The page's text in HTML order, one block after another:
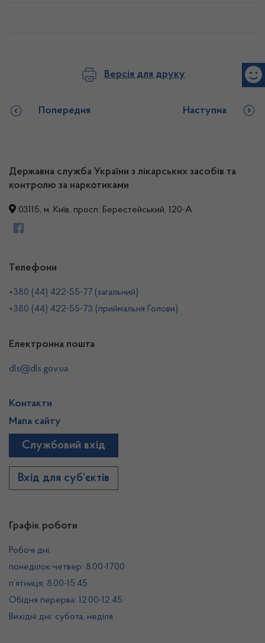
Версія для друку
Попередня Наступна
Державна служба України з лікарських засобів та
контролю за наркотиками
03115, м. Київ, просп. Берестейський, 120-А
Графік роботи
Робочі дні:
понеділок-четвер: 8.00-17.00
п’ятниця: 8.00-15.45
Обідня перерва: 12.00-12.45
Вихідні дні: субота, неділя
Телефони
+380 (44) 422-55-77 (загальний)
+380 (44) 422-55-73 (приймальня Голови)
Електронна пошта
dls@dls.gov.ua
Контакти
Мапа сайту
Службовий вхід
Вхід для суб’єктів